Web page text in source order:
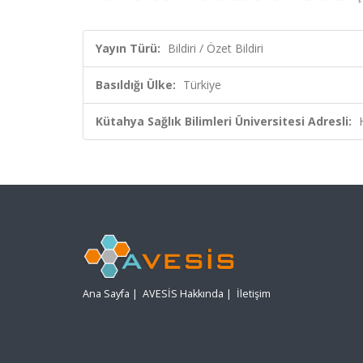
Yayın Türü: Bildiri / Özet Bildiri
Basıldığı Ülke: Türkiye
Kütahya Sağlık Bilimleri Üniversitesi Adresli:
Ana Sayfa | AVESİS Hakkında | İletişim